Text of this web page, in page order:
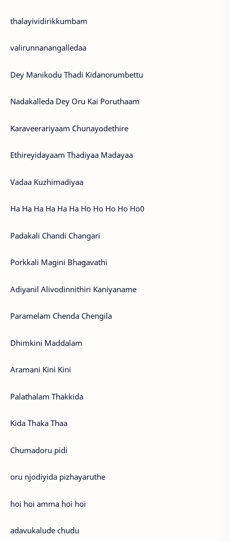
thalayividirikkumbam
valirunnanangalledaa
Dey Manikodu Thadi Kidanorumbettu
Nadakalleda Dey Oru Kai Poruthaam
Karaveerariyaam Chunayodethire
Ethireyidayaam Thadiyaa Madayaa
Vadaa Kuzhimadiyaa
Ha Ha Ha Ha Ha Ha Ho Ho Ho Ho Ho0
Padakali Chandi Changari
Porkkali Magini Bhagavathi
Adiyanil Alivodinnithiri Kaniyaname
Paramelam Chenda Chengila
Dhimkini Maddalam
Aramani Kini Kini
Palathalam Thakkida
Kida Thaka Thaa
Chumadoru pidi
oru njodiyida pizhayaruthe
hoi hoi amma hoi hoi
adavukalude chudu